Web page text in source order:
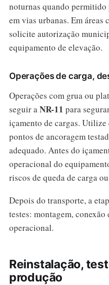
noturnas quando permitido
em vias urbanas. Em
solicite autorização
equipamento de elevação.
Operações de carga,
Operações com grua ou
seguir aNR-11 para
içamento de cargas.
pontos de ancoragem
adequado. Antes do
operacional do
riscos de queda de carga
Depois do transporte, a
testes: montagem,
operacional.
Reinstalação,
produção